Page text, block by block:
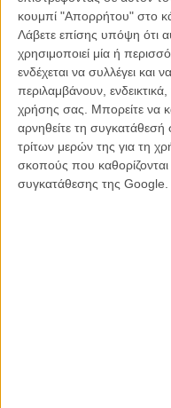
κουμπί "Απορρήτου" στο
Λάβετε επίσης υπόψη ότι
χρησιμοποιεί μία ή
ενδέχεται να συλλέγει και
περιλαμβάνουν,
χρήσης σας. Μπορείτε να
αρνηθείτε τη συγκατάθεσή
τρίτων μερών της για τη
σκοπούς που
συγκατάθεσης της Google.
Πορφυρό είναι το
Peak» του Γκιγιέρμο
ΝΕΑ / 19 ΣΕΠ 2015 / Λήδα
Ο Γκιγιέρμο Ντελ Τόρο
βαμπίρ
ΝΕΑ /12 ΟΚΤ 2015/ Λήδα
Best of 2015: Αυτή ήταν